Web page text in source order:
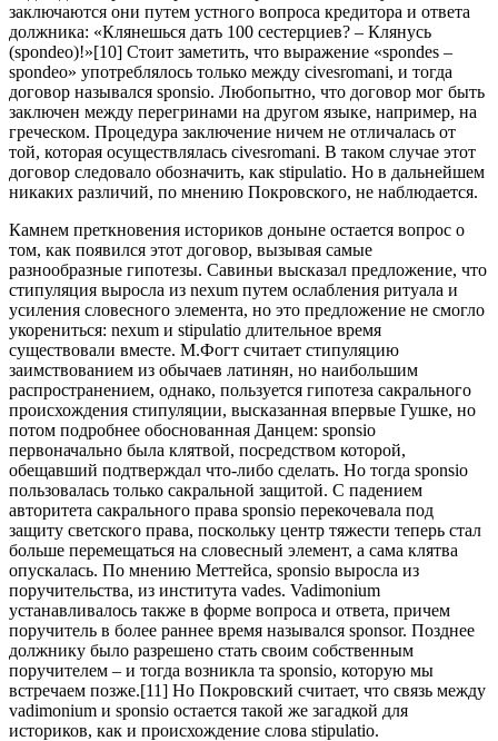
заключаются они путем устного вопроса кредитора и ответа
должника: «Клянешься дать 100 сестерциев? – Клянусь
(spondeo)!»[10] Стоит заметить, что выражение «spondes –
spondeo» употреблялось только между civesromani, и тогда
договор назывался sponsio. Любопытно, что договор мог быть
заключен между перегринами на другом языке, например, на
греческом. Процедура заключение ничем не отличалась от
той, которая осуществлялась civesromani. В таком случае этот
договор следовало обозначить, как stipulatio. Но в дальнейшем
никаких различий, по мнению Покровского, не наблюдается.
Камнем преткновения историков доныне остается вопрос о
том, как появился этот договор, вызывая самые
разнообразные гипотезы. Савиньи высказал предложение, что
стипуляция выросла из nexum путем ослабления ритуала и
усиления словесного элемента, но это предложение не смогло
укорениться: nexum и stipulatio длительное время
существовали вместе. М.Фогт считает стипуляцию
заимствованием из обычаев латинян, но наибольшим
распространением, однако, пользуется гипотеза сакрального
происхождения стипуляции, высказанная впервые Гушке, но
потом подробнее обоснованная Данцем: sponsio
первоначально была клятвой, посредством которой,
обещавший подтверждал что-либо сделать. Но тогда sponsio
пользовалась только сакральной защитой. С падением
авторитета сакрального права sponsio перекочевала под
защиту светского права, поскольку центр тяжести теперь стал
больше перемещаться на словесный элемент, а сама клятва
опускалась. По мнению Меттейса, sponsio выросла из
поручительства, из института vades. Vadimonium
устанавливалось также в форме вопроса и ответа, причем
поручитель в более раннее время назывался sponsor. Позднее
должнику было разрешено стать своим собственным
поручителем – и тогда возникла та sponsio, которую мы
встречаем позже.[11] Но Покровский считает, что связь между
vadimonium и sponsio остается такой же загадкой для
историков, как и происхождение слова stipulatio.